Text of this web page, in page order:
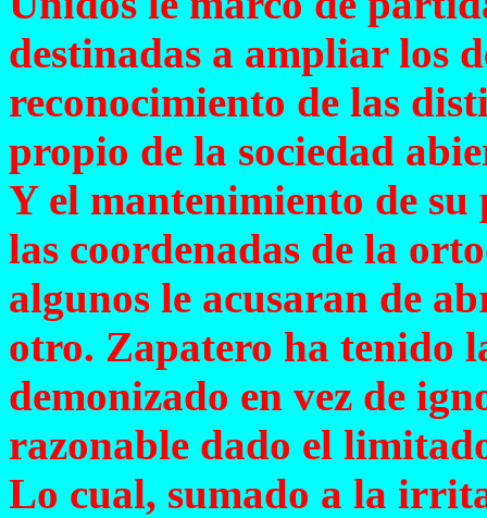
destinadas a ampliar los
reconocimiento de las
propio de la sociedad
Y el mantenimiento de
las coordenadas de la
algunos le acusaran de
otro. Zapatero ha tenido
demonizado en vez de
razonable dado el
Lo cual, sumado a la